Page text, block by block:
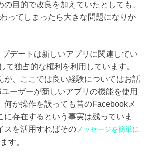
の目的で改良を加えていたとしても、
ってしまったら大きな問題になりか
デートは新しいアプリに関連してい
て独占的な権利を利用しています。
が、ここでは良い経験についてはお話
ーザーが新しいアプリの機能を使用
何か操作を誤っても昔のFacebookメ
に存在するという事実は残っていま
スを活用すればそのメッセージを簡単に
す。